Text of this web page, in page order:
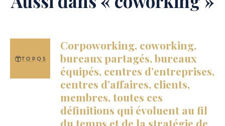
Corpoworking, coworking,
bureaux partagés, bureaux
équipés, centres d’entreprises,
centres d’affaires, clients,
membres, toutes ces
définitions qui évoluent au fil